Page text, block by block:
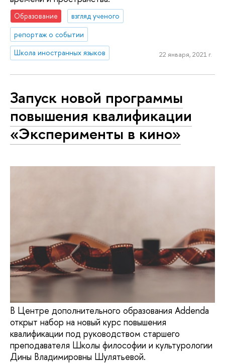
Образование
взгляд ученого
репортаж о событии
Школа иностранных языков
22 января, 2021 г.
Запуск новой программы
повышения квалификации
«Эксперименты в кино»
В Центре дополнительного образования Addenda
открыт набор на новый курс повышения
квалификации под руководством старшего
преподавателя Школы философии и культурологии
Дины Владимировны Шулятьевой.